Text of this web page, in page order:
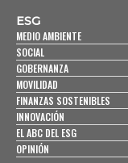
ESG
MEDIO AMBIENTE
SOCIAL
GOBERNANZA
MOVILIDAD
FINANZAS SOSTENIBLES
INNOVACIÓN
EL ABC DEL ESG
OPINIÓN